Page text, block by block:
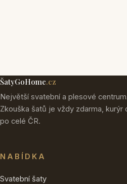
ŠatyGoHome.cz
Největší svatební a plesové
Zkouška šatů je vždy zdarma, kurýr
po celé ČR.
NABÍDKA
Svatební šaty